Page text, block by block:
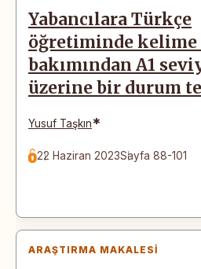
Yabancılara Türkçe
öğretiminde kelime
bakımından A1
üzerine bir durum
Yusuf Taşkın*
22 Haziran 2023Sayfa 88-101
ARAŞTIRMA MAKALESI